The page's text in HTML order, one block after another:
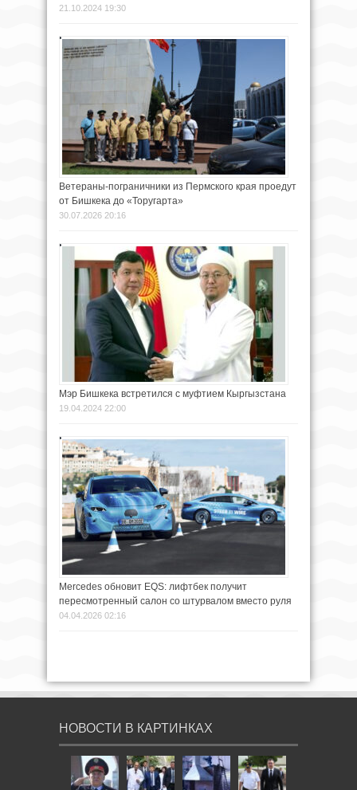
21.10.2024 19:30
Ветераны-пограничники из Пермского края проедут
от Бишкека до «Торугарта»
30.07.2026 20:16
Мэр Бишкека встретился с муфтием Кыргызстана
19.04.2024 22:00
Mercedes обновит EQS: лифтбек получит
пересмотренный салон со штурвалом вместо руля
04.04.2026 02:16
НОВОСТИ В КАРТИНКАХ